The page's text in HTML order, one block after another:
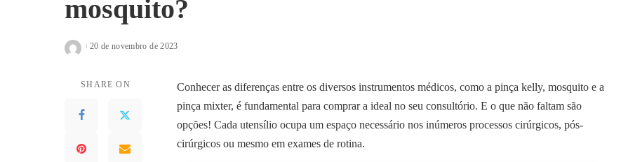
mosquito?
Posted
20 de novembro de 2023
SHARE ON
Conhecer as diferenças entre os diversos instrumentos médicos, como a pinça kelly, mosquito e a
pinça mixter, é fundamental para comprar a ideal no seu consultório. E o que não faltam são
opções! Cada utensílio ocupa um espaço necessário nos inúmeros processos cirúrgicos, pós-
cirúrgicos ou mesmo em exames de rotina.